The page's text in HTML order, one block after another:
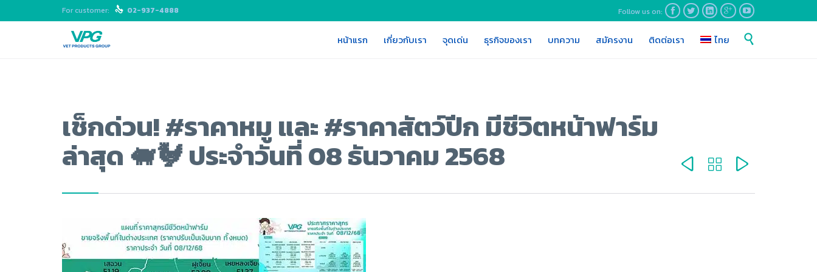
For customer:  02-937-4888 Follow us on:     
Skip
to
หน้าแรก เกี่ยวกับเรา จุดเด่น ธุรกิจของเรา บทความ สมัครงาน ติดต่อเรา ไทย 
เช็กด่วน! #ราคาหมู และ #ราคาสัตว์ปีก มีชีวิตหน้าฟาร์ม
ล่าสุด 🐖🐓 ประจำวันที่ 08 ธันวาคม 2568   